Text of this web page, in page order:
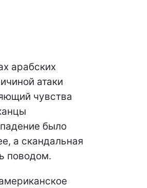
арабских
атаки
чувства
было
а скандальная
поводом.